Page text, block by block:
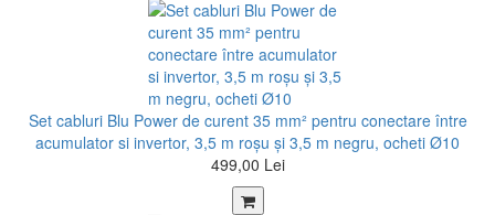
Set cabluri Blu Power de curent 35 mm² pentru conectare între
acumulator si invertor, 3,5 m roșu şi 3,5 m negru, ocheti Ø10
499,00 Lei